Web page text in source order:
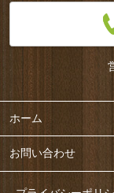
ホーム
お問い合わせ